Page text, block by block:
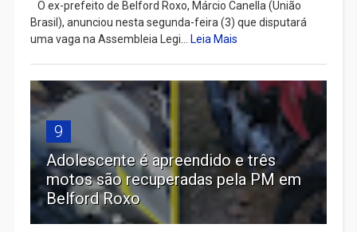
​ O ex-prefeito de Belford Roxo, Márcio Canella (União
Brasil), anunciou nesta segunda-feira (3) que disputará
uma vaga na Assembleia Legi... Leia Mais
9
Adolescente é apreendido e três
motos são recuperadas pela PM em
Belford Roxo